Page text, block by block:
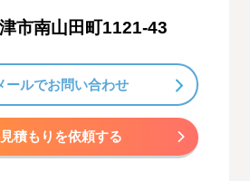
市南山田町1121-43
ールでお問い合わせ
積もりを依頼する